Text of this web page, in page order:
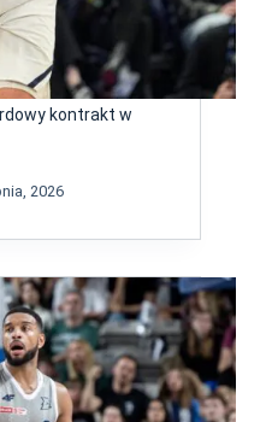
kontrakt w
2026